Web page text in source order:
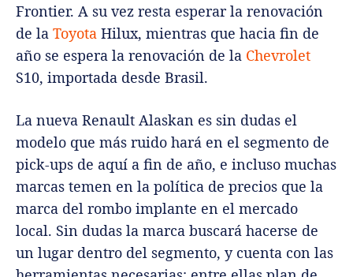
Frontier. A su vez resta esperar la renovación
de la Toyota Hilux, mientras que hacia fin de
año se espera la renovación de la Chevrolet
S10, importada desde Brasil.
La nueva Renault Alaskan es sin dudas el
modelo que más ruido hará en el segmento de
pick-ups de aquí a fin de año, e incluso muchas
marcas temen en la política de precios que la
marca del rombo implante en el mercado
local. Sin dudas la marca buscará hacerse de
un lugar dentro del segmento, y cuenta con las